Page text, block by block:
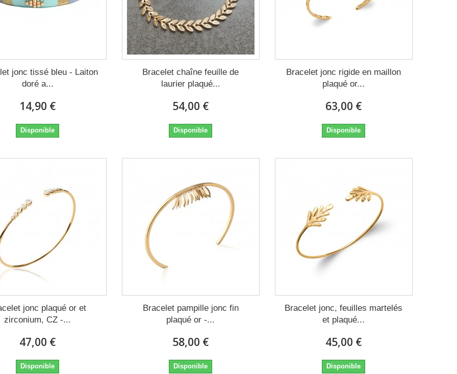
jonc tissé bleu - Laiton
doré a...
14,90 €
Disponible
Bracelet chaîne feuille de
laurier plaqué...
54,00 €
Disponible
Bracelet jonc rigide en maillon
plaqué or...
63,00 €
Disponible
jonc plaqué or et
zirconium, CZ -...
47,00 €
Disponible
Bracelet pampille jonc fin
plaqué or -...
58,00 €
Disponible
Bracelet jonc, feuilles martelés
et plaqué...
45,00 €
Disponible